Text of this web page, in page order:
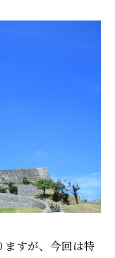
すが、今回は特